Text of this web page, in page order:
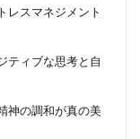
レスマネジメント
ティブな思考と自
神の調和が真の美